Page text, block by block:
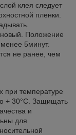
клея следует
пленки.
Положение
5минут.
не ранее, чем
при температуре
+ 30°С. Защищать
и
для